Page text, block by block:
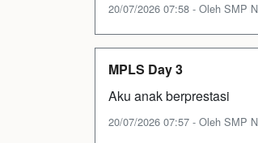
20/07/2026 07:58 - Oleh SMP
MPLS Day 3
Aku anak berprestasi
20/07/2026 07:57 - Oleh SMP